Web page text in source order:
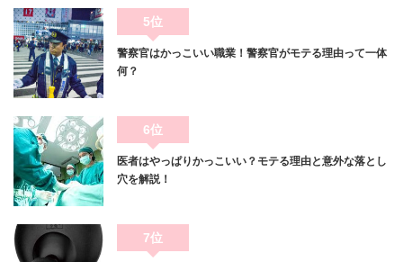
5位
警察官はかっこいい職業！警察官がモテる理由って一体
何？
6位
医者はやっぱりかっこいい？モテる理由と意外な落とし
穴を解説！
7位